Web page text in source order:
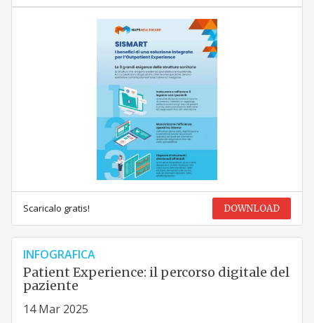
Scaricalo gratis! DOWNLOAD
INFOGRAFICA
Patient Experience: il percorso digitale del
paziente
14 Mar 2025